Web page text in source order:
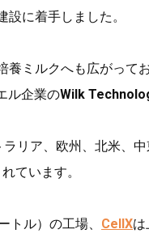
に着手しました。
養ミルクへも広がってお
ル企業のWilk
リア、欧州、北米、
ています。
トル）の工場、 CellX